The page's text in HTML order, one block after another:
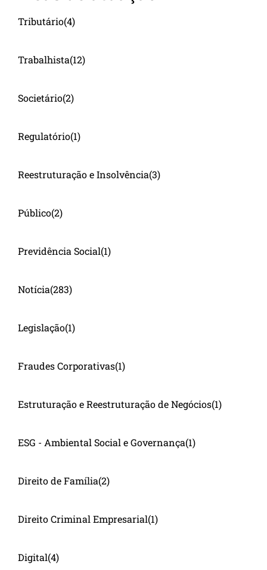
Tributário(4)
Trabalhista(12)
Societário(2)
Regulatório(1)
Reestruturação e Insolvência(3)
Público(2)
Previdência Social(1)
Notícia(283)
Legislação(1)
Fraudes Corporativas(1)
Estruturação e Reestruturação de Negócios(1)
ESG - Ambiental Social e Governança(1)
Direito de Família(2)
Direito Criminal Empresarial(1)
Digital(4)